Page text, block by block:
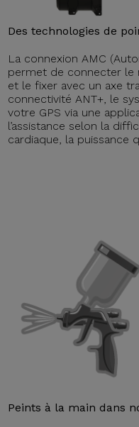
Des technologies de
La connexion AMC
permet de connecter
et le fixer avec un axe
connectivité ANT+, le
votre GPS via une
l’assistance selon la
cardiaque, la puissance
Peints à la main dans